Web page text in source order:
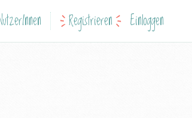
Registrieren Einloggen